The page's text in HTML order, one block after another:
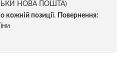
НОВА ПОШТА)
кожній позиції.
Повернення: